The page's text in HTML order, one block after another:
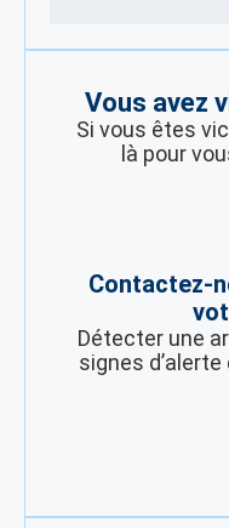
Vous avez
Si vous êtes
là pour
Contactez-
Détecter une
signes